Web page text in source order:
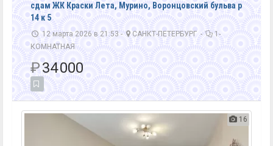
сдам ЖК Краски Лета, Мурино, Воронцовский бульва р
14 к 5
12 марта 2026 в 21:53 - САНКТ-ПЕТЕРБУРГ -
1-
КОМНАТНАЯ
₽34 000
16